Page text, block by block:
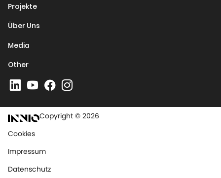
Projekte
Über Uns
Media
Other
Copyright © 2026
Cookies
Impressum
Datenschutz